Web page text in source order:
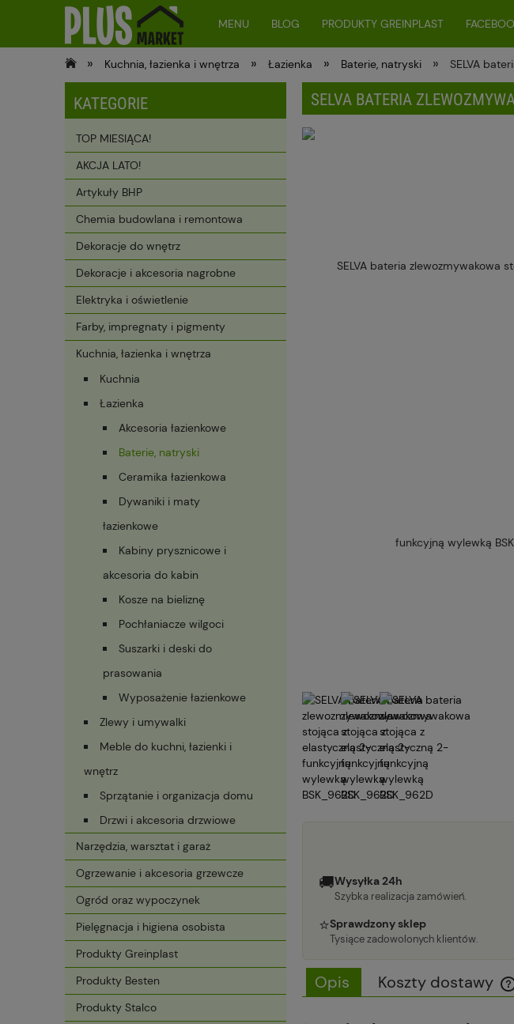
MENU BLOG PRODUKTY GREINPLAST
» Kuchnia, łazienka i wnętrza » Łazienka » Baterie, natryski » SELVA
KATEGORIE
TOP MIESIĄCA!
AKCJA LATO!
Artykuły BHP
Chemia budowlana i remontowa
Dekoracje do wnętrz
Dekoracje i akcesoria nagrobne
Elektryka i oświetlenie
Farby, impregnaty i pigmenty
Kuchnia, łazienka i wnętrza
Kuchnia
Łazienka
Akcesoria łazienkowe
Baterie, natryski
Ceramika łazienkowa
Dywaniki i maty
łazienkowe
Kabiny prysznicowe i
akcesoria do kabin
Kosze na bieliznę
Pochłaniacze wilgoci
Suszarki i deski do
prasowania
Wyposażenie łazienkowe
Zlewy i umywalki
Meble do kuchni, łazienki i
wnętrz
Sprzątanie i organizacja domu
Drzwi i akcesoria drzwiowe
Narzędzia, warsztat i garaż
Ogrzewanie i akcesoria grzewcze
Ogród oraz wypoczynek
Pielęgnacja i higiena osobista
Produkty Greinplast
Produkty Besten
Produkty Stalco
SELVA BATERIA
🚚Wysyłka 24h
Szybka realizacja zamówień.
⭐Sprawdzony sklep
Tysiące zadowolonych klientów.
Opis Koszty dostawy